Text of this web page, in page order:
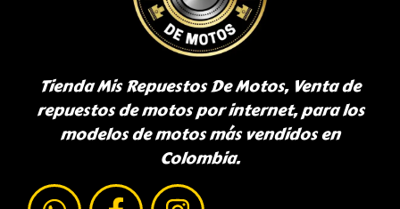
Tienda Mis Repuestos De Motos, Venta de
repuestos de motos por internet, para los
modelos de motos más vendidos en
Colombia.